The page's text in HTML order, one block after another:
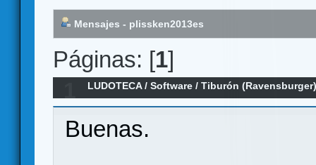
Mensajes - plissken2013es
Páginas: [1]
LUDOTECA/Software /Tiburón
solitario/cooperativo (acto I)
Buenas.